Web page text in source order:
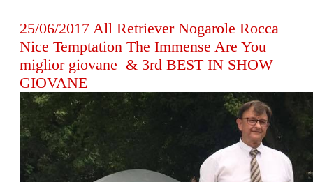
25/06/2017 All Retriever Nogarole Rocca
Nice Temptation The Immense Are You
miglior giovane & 3rd BEST IN SHOW
GIOVANE